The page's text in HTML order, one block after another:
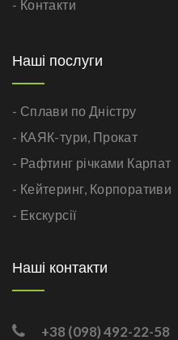
- Контакти
Наші послуги
- Сплави по Дністру
- КАЯК-тури, Прокат
- Рафтинг річками Карпат
- Кейтеринг, Корпоративи
- Екскурсії
Наші контакти
+38 (098) 492-22-58